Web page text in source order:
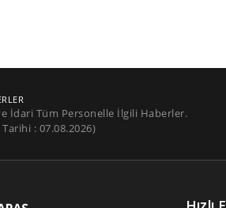
İdari Tüm Personelle İlgili Haberler.
: 07.08.2026)